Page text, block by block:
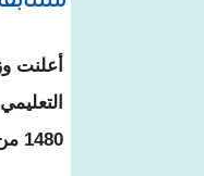
أعلنت
1480 من المعلمين .